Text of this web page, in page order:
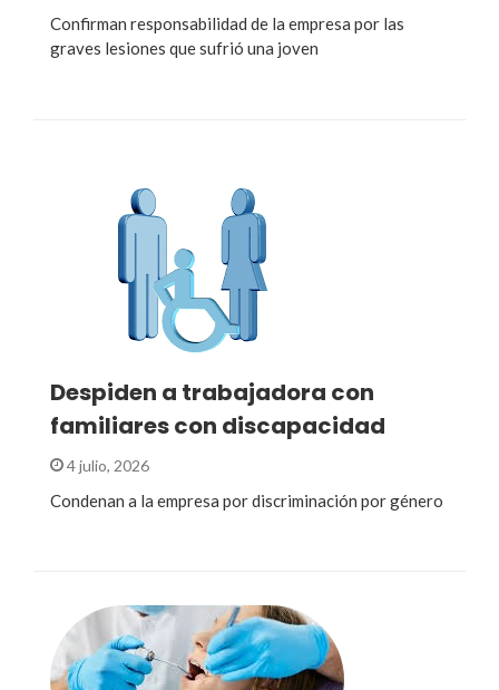
Confirman responsabilidad de la empresa por las
graves lesiones que sufrió una joven
Despiden a trabajadora con
familiares con discapacidad
4 julio, 2026
Condenan a la empresa por discriminación por género